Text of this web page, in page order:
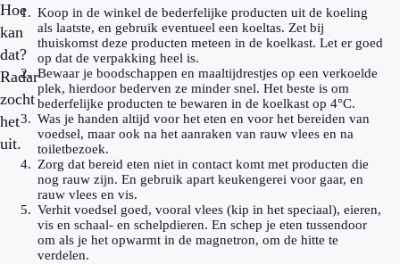
Hoe
kan
dat?
Radar
zocht
het
uit.
Koop in de winkel de bederfelijke producten uit de koeling
als laatste, en gebruik eventueel een koeltas. Zet bij
thuiskomst deze producten meteen in de koelkast. Let er goed
op dat de verpakking heel is.
Bewaar je boodschappen en maaltijdrestjes op een verkoelde
plek, hierdoor bederven ze minder snel. Het beste is om
bederfelijke producten te bewaren in de koelkast op 4°C.
Was je handen altijd voor het eten en voor het bereiden van
voedsel, maar ook na het aanraken van rauw vlees en na
toiletbezoek.
Zorg dat bereid eten niet in contact komt met producten die
nog rauw zijn. En gebruik apart keukengerei voor gaar, en
rauw vlees en vis.
Verhit voedsel goed, vooral vlees (kip in het speciaal), eieren,
vis en schaal- en schelpdieren. En schep je eten tussendoor
om als je het opwarmt in de magnetron, om de hitte te
verdelen.